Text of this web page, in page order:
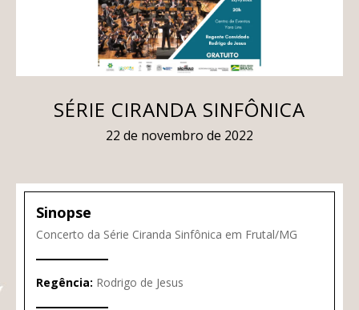
SÉRIE CIRANDA SINFÔNICA
22 de novembro de 2022
Sinopse
Concerto da Série Ciranda Sinfônica em Frutal/MG
Regência: Rodrigo de Jesus